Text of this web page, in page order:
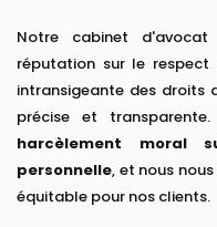
Notre cabinet
réputation sur le respect
intransigeante des droits
précise et
harcèlement moral
personnelle, et nous
équitable pour nos clients.